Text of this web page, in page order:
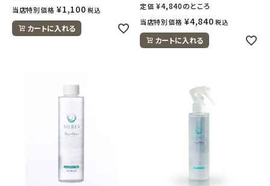
当店特別価格 ¥1,100 税込
カートに入れる
定価 ¥4,840のところ
当店特別価格 ¥4,840 税込
カートに入れる